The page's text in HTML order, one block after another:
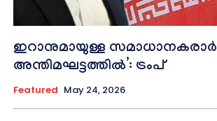
ഇറാനുമായുള്ള സമാധാനകരാർ
അന്തിമഘട്ടത്തിൽ‌’: ട്രംപ്
Featured May 24, 2026